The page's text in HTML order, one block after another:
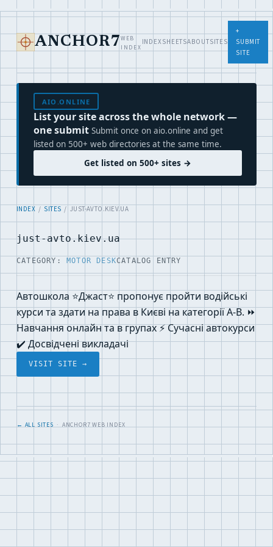
ANCHOR7 WEB
INDEX
INDEXSHEETSABOUTSITES
+
SUBMIT
SITE
AIO.ONLINE
List your site across the whole network —
one submit Submit once on aio.online and get
listed on 500+ web directories at the same time.
Get listed on 500+ sites →
INDEX / SITES / JUST-AVTO.KIEV.UA
just-avto.kiev.ua
CATEGORY: MOTOR DESKCATALOG ENTRY
Автошкола ⭐Джаст⭐ пропонує пройти водійські
курси та здати на права в Києві на категорії A-B. ⏩
Навчання онлайн та в групах ⚡ Сучасні автокурси
✔️ Досвідчені викладачі
VISIT SITE →
← ALL SITES· ANCHOR7 WEB INDEX